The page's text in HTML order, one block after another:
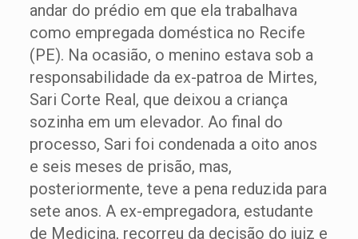
andar do prédio em que ela trabalhava
como empregada doméstica no Recife
(PE). Na ocasião, o menino estava sob a
responsabilidade da ex-patroa de Mirtes,
Sari Corte Real, que deixou a criança
sozinha em um elevador. Ao final do
processo, Sari foi condenada a oito anos
e seis meses de prisão, mas,
posteriormente, teve a pena reduzida para
sete anos. A ex-empregadora, estudante
de Medicina, recorreu da decisão do juiz e